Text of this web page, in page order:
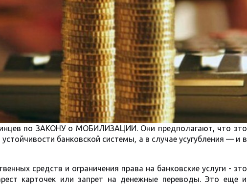
по ЗАКОНУ о МОБИЛИЗАЦИИ. Они предполагают, что это
банковской системы, а в случае усугубления — и в
средств и ограничения права на банковские услуги - это
карточек или запрет на денежные переводы. Это еще и